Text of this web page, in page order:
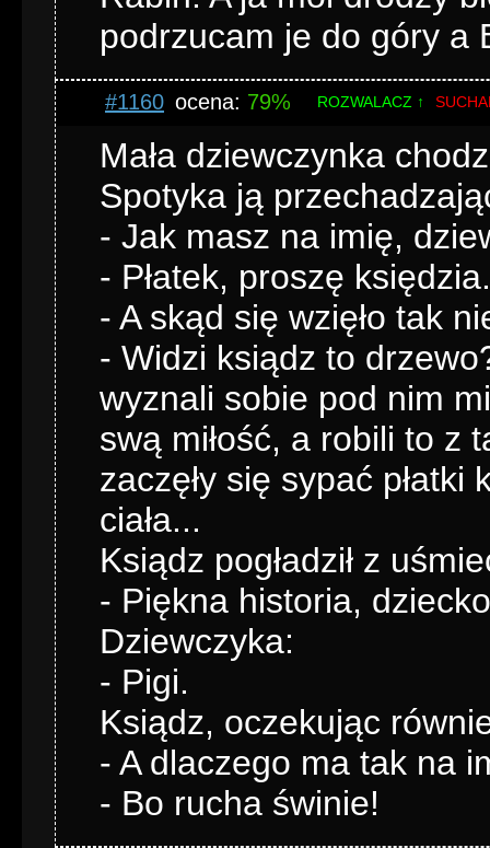
podrzucam je do góry a
#1160 ocena: 79% ROZWALACZ ↑
Mała dziewczynka
Spotyka ją
- Jak masz na imię,
- Płatek, proszę księdzia.
- A skąd się wzięło tak
- Widzi ksiądz to
wyznali sobie pod nim
swą miłość, a robili to z
zaczęły się sypać
ciała...
Ksiądz pogładził z
- Piękna historia,
Dziewczyka:
- Pigi.
Ksiądz, oczekując
- A dlaczego ma tak na
- Bo rucha świnie!